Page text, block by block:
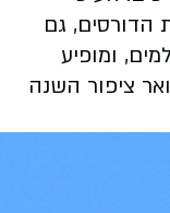
הדורסים, גם
ומופיע
ציפור השנה